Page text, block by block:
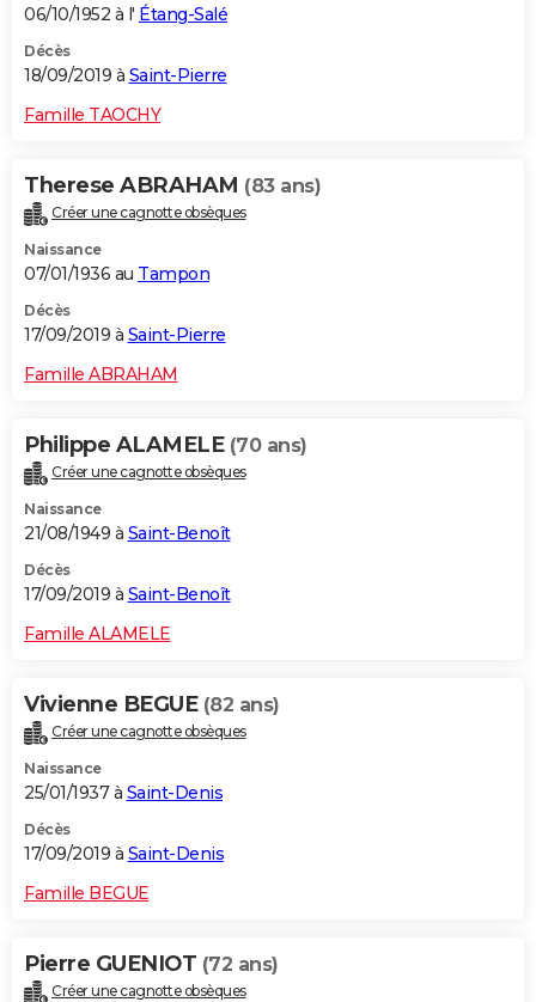
06/10/1952 à l' Étang-Salé
Décès
18/09/2019 à Saint-Pierre
Famille TAOCHY
Therese ABRAHAM (83 ans)
Créer une cagnotte obsèques
Naissance
07/01/1936 au Tampon
Décès
17/09/2019 à Saint-Pierre
Famille ABRAHAM
Philippe ALAMELE (70 ans)
Créer une cagnotte obsèques
Naissance
21/08/1949 à Saint-Benoît
Décès
17/09/2019 à Saint-Benoît
Famille ALAMELE
Vivienne BEGUE (82 ans)
Créer une cagnotte obsèques
Naissance
25/01/1937 à Saint-Denis
Décès
17/09/2019 à Saint-Denis
Famille BEGUE
Pierre GUENIOT (72 ans)
Créer une cagnotte obsèques